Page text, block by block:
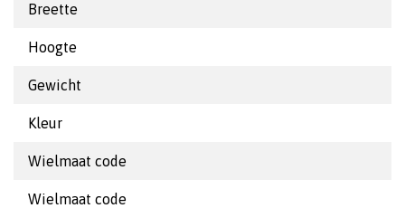
Breette
Hoogte
Gewicht
Kleur
Wielmaat code
Wielmaat code